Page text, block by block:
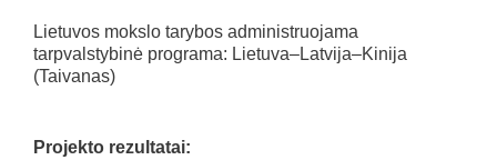
Lietuvos mokslo tarybos administruojama
tarpvalstybinė programa: Lietuva–Latvija–Kinija
(Taivanas)
Projekto rezultatai: